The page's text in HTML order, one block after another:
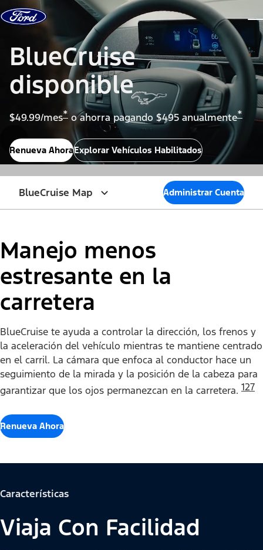
Saltar al contenido
BlueCruise
disponible
$49.99/mes* o ahorra pagando $495 anualmente*
Renueva AhoraExplorar Vehículos Habilitados
BlueCruise Map Administrar Cuenta
Manejo menos
estresante en la
carretera
BlueCruise te ayuda a controlar la dirección, los frenos y
la aceleración del vehículo mientras te mantiene centrado
en el carril. La cámara que enfoca al conductor hace un
seguimiento de la mirada y la posición de la cabeza para
garantizar que los ojos permanezcan en la carretera. 127
Renueva Ahora
Características
Viaja Con Facilidad